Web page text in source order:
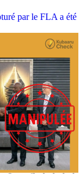
par le FLA a été